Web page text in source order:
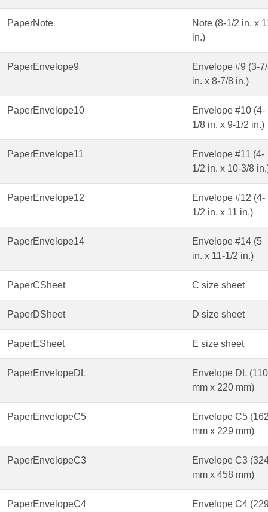
PaperNote
Note (8-1/2 in. x
in.)
PaperEnvelope9
Envelope #9 (3-
in. x 8-7/8 in.)
PaperEnvelope10
Envelope #10 (4-
1/8 in. x 9-1/2 in.)
PaperEnvelope11
Envelope #11 (4-
1/2 in. x 10-3/8
PaperEnvelope12
Envelope #12 (4-
1/2 in. x 11 in.)
PaperEnvelope14
Envelope #14 (5
in. x 11-1/2 in.)
PaperCSheet C size sheet
PaperDSheet D size sheet
PaperESheet E size sheet
PaperEnvelopeDL
Envelope DL (110
mm x 220 mm)
PaperEnvelopeC5
Envelope C5
mm x 229 mm)
PaperEnvelopeC3
Envelope C3
mm x 458 mm)
PaperEnvelopeC4
Envelope C4